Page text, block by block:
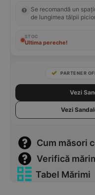
Se recomandă un
de lungimea tălpii
STOC
Ultima pereche!
PARTENER
Vezi
Vezi
Cum măsori
Verifică
Tabel Mărimi